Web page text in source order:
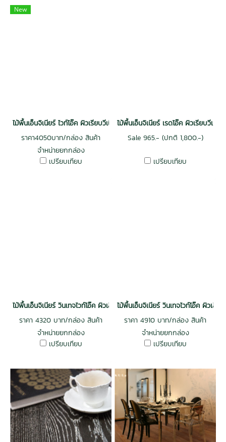
New
ไม้พื้นเอ็นจิเนียร์ ไวท์โอ๊ค ผิวเรียบวีเนียร์ 3 mm. รางลิ้น สีธรรมชาติ
ราคา4050บาท/กล่อง สินค้า
จำหน่ายยกกล่อง
เปรียบเทียบ
ไม้พื้นเอ็นจิเนียร์ เรดโอ๊ค ผิวเรียบวีเนี
Sale 965.- (ปกติ 1,800.-)
เปรียบเทียบ
ไม้พื้นเอ็นจิเนียร์ วินเทจไวท์โอ๊ค ผิวเสี้ยนไม้หนา 3 mm. รางลิ้น สีฟลอเรนซ์
ราคา 4320 บาท/กล่อง สินค้า
จำหน่ายยกกล่อง
เปรียบเทียบ
ไม้พื้นเอ็นจิเนียร์ วินเทจไวท์โอ๊ค ผิวเสี้
ราคา 4910 บาท/กล่อง สินค้า
จำหน่ายยกกล่อง
เปรียบเทียบ